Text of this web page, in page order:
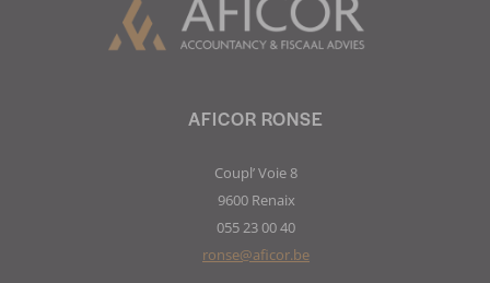
AFICOR RONSE
Coupl’ Voie 8
9600 Renaix
055 23 00 40
ronse@aficor.be